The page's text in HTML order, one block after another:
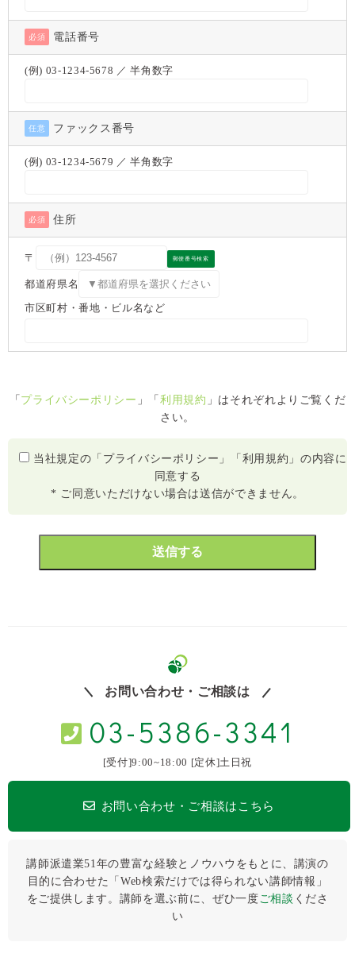
必須 電話番号
(例) 03-1234-5678 ／ 半角数字
任意 ファックス番号
(例) 03-1234-5679 ／ 半角数字
必須 住所
〒 郵便番号検索
都道府県名
市区町村・番地・ビル名など
「 プライバシーポリシー 」「利用規約 」はそれぞれよりご覧くだ
さい。
当社規定の「プライバシーポリシー」「利用規約」の内容に
同意する
* ご同意いただけない場合は送信ができません。
お問い合わせ・ご相談は
03-5386-3341
[受付]9:00~18:00 [定休]土日祝
お問い合わせ・ご相談はこちら
講師派遣業51年の豊富な経験とノウハウをもとに、講演の
目的に合わせた「Web検索だけでは得られない講師情報」
をご提供します。講師を選ぶ前に、ぜひ⼀度ご相談 くださ
い